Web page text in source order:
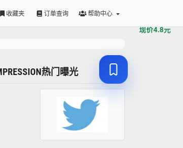
收藏夹 订单查询 帮助中心
现价4.8元
热门曝光